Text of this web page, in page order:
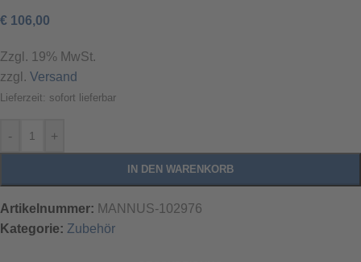
€ 106,00
Zzgl. 19% MwSt.
zzgl. Versand
Lieferzeit: sofort lieferbar
- +
IN DEN WARENKORB
Artikelnummer: MANNUS-102976
Kategorie: Zubehör